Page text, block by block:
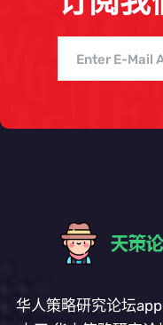
华人策略研究论坛